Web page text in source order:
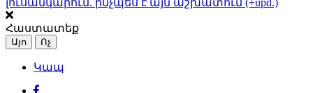
լուսանկարում. ինչպես է այն աշխատում (+upd.)
Հաստատեք
Այո Ոչ
Կապ